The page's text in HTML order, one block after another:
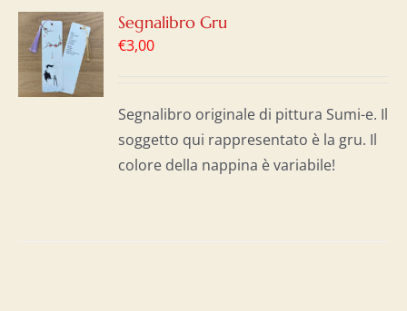
Segnalibro Gru
€3,00
Segnalibro originale di pittura Sumi-e. Il
soggetto qui rappresentato è la gru. Il
colore della nappina è variabile!